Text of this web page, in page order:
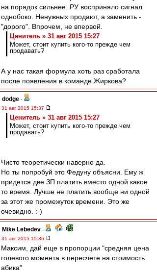
на порядок сильнее. РУ восприняло сигнал
однобоко. Ненужных продают, а заменить -
"дорого". Впрочем, не впервой.
Ценитель » 31 авг 2015 15:27
Может, стоит купить кого-то прежде чем
продавать?
А у нас такая формула хоть раз сработала
после появления в команде Жиркова?
dodge -
31 авг 2015 15:37
Ценитель » 31 авг 2015 15:27
Может, стоит купить кого-то прежде чем
продавать?
Чисто теоретически наверно да.
Но ты попробуй это Федуну объясни. Ему ж
придется две ЗП платить вместо одной какое
то время. Лучше не платить вообще ни одной
за этот же промежуток времени. Это же
очевидно. :-)
Mike Lebedev -
31 авг 2015 15:36
Максим, дай еще в пропорции "средняя цена
голевого момента в пересчете на стоимость
абика"